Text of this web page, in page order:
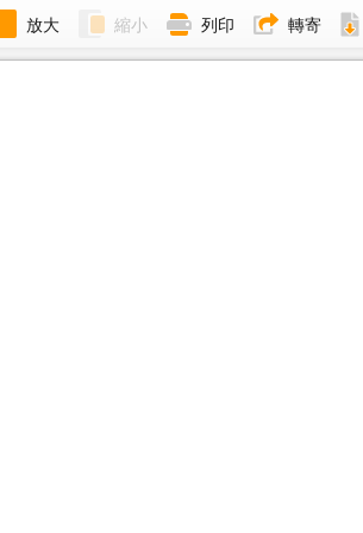
放大 縮小 列印 轉寄